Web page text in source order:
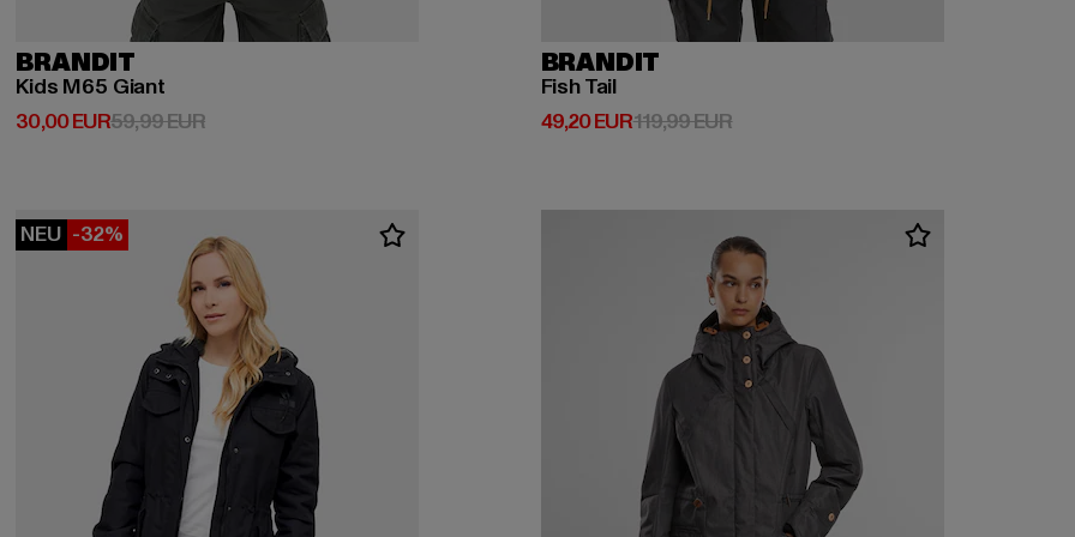
BRANDIT
Kids M65 Giant
30,00 EUR
Derzeitiger Preis: 30,00 EUR
59,99 EURAktionspreis: 59,99 EUR
BRANDIT
Fish Tail
49,20 EUR
Derzeitiger Preis: 49,20 EUR
119,99 EURAktionspreis: 119,99 EUR
NEU -32%